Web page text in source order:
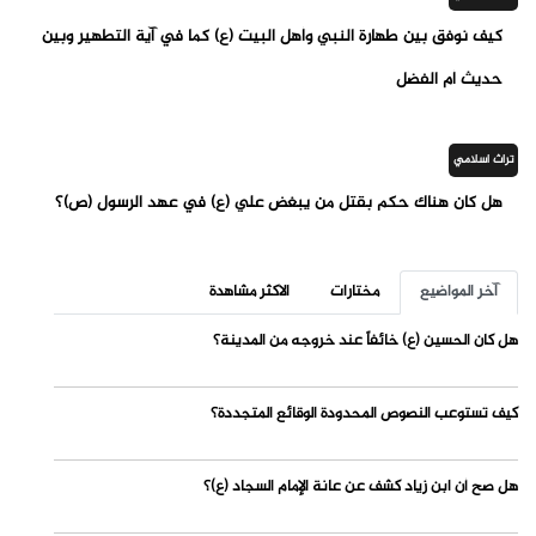
كيف نوفق بين طهارة النبي وأهل البيت (ع) كما في آية التطهير وبين
حديث أم الفضل
تراث اسلامي
هل كان هناك حكم بقتل من يبغض علي (ع) في عهد الرسول (ص)؟
آخر المواضيع مختارات
الاكثر مشاهدة
هل كان الحسين (ع) خائفاً عند خروجه من المدينة؟
كيف تستوعب النصوص المحدودة الوقائع المتجددة؟
هل صح أن ابن زياد كشف عن عانة الإمام السجاد (ع)؟